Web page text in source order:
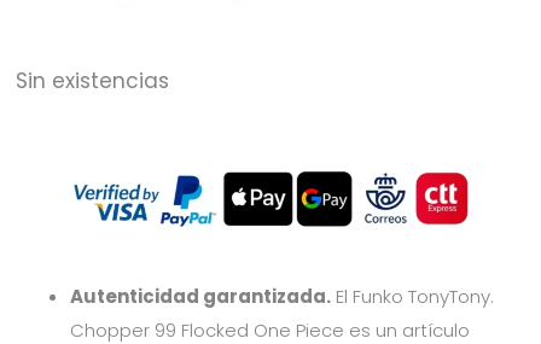
Sin existencias
Autenticidad garantizada. El Funko TonyTony.
Chopper 99 Flocked One Piece es un artículo